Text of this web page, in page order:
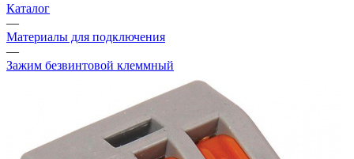
Каталог
—
Материалы для подключения
—
Зажим безвинтовой клеммный